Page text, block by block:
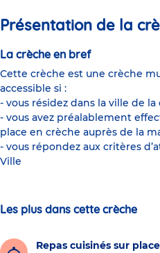
Présentation de la
La crèche en bref
Cette crèche est une crèche
accessible si :
- vous résidez dans la ville de la
- vous avez préalablement
place en crèche auprès de la
- vous répondez aux critères
Ville
Les plus dans cette crèche
Repas cuisinés sur place